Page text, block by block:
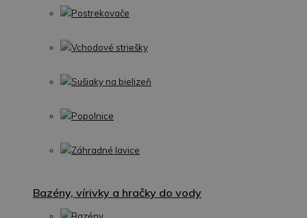
Postrekovače
Vchodové striešky
Sušiaky na bielizeň
Popolnice
Záhradné lavice
Bazény, vírivky a hračky do vody